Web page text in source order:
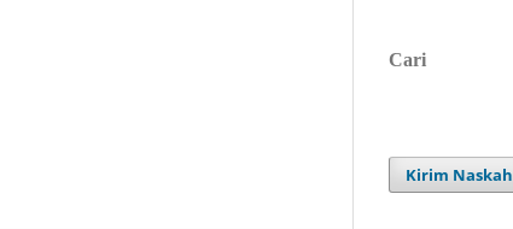
Cari
Kirim Naskah